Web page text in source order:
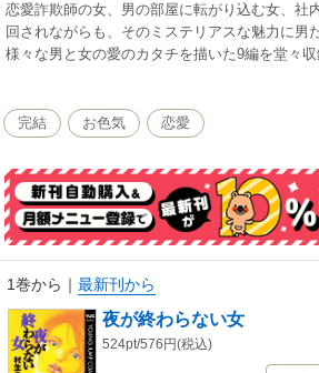
恋愛詐欺師の女、男の部屋に転がり込む女、社
回されながらも、そのミステリアスな魅力に男
様々な男と女の愛のカタチを描いた9編を堂々
完結 お色気 恋愛
1巻から ｜ 最新刊から
夜が終わらない女
524pt/576円(税込)